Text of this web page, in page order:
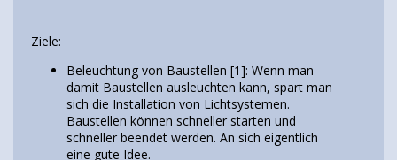
Ziele:
Beleuchtung von Baustellen [1]: Wenn man
damit Baustellen ausleuchten kann, spart man
sich die Installation von Lichtsystemen.
Baustellen können schneller starten und
schneller beendet werden. An sich eigentlich
eine gute Idee.